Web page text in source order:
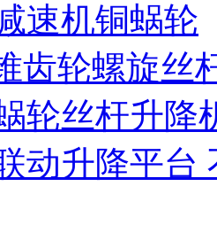
速机铜蜗轮
齿轮螺旋丝
轮丝杆升降
动升降平台